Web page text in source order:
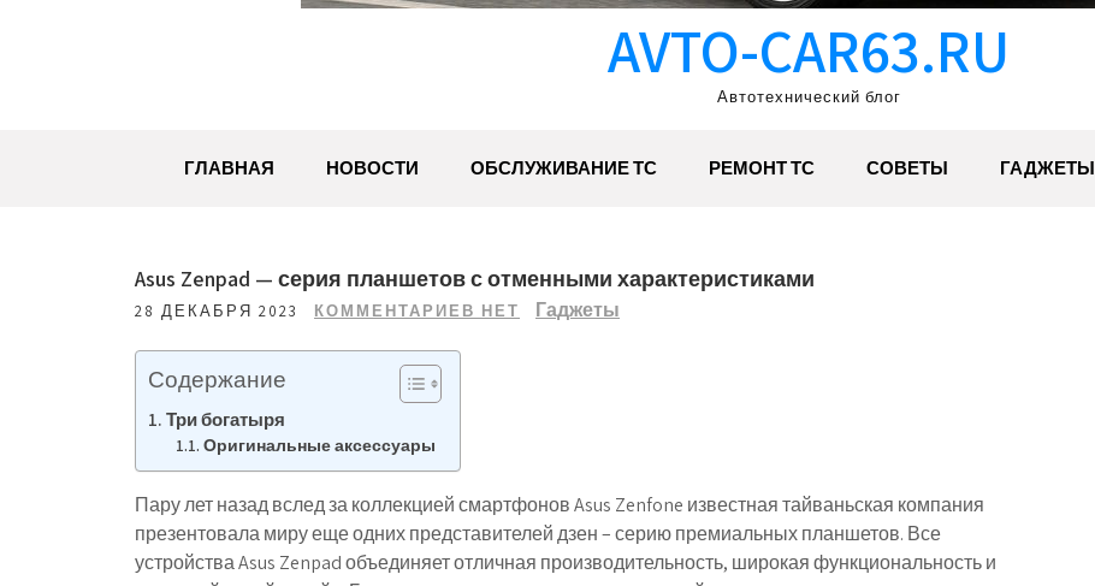
AVTO-CAR63.RU
Автотехнический блог
ГЛАВНАЯ НОВОСТИ ОБСЛУЖИВАНИЕ ТС РЕМОНТ ТС СОВЕТЫ ГАДЖЕТЫ
Asus Zenpad — серия планшетов с отменными характеристиками
28 ДЕКАБРЯ 2023 КОММЕНТАРИЕВ НЕТ Гаджеты
Содержание
Три богатыря
Оригинальные аксессуары
Пару лет назад вслед за коллекцией смартфонов Asus Zenfone известная тайваньская компания
презентовала миру еще одних представителей дзен – серию премиальных планшетов. Все
устройства Asus Zenpad объединяет отличная производительность, широкая функциональность и